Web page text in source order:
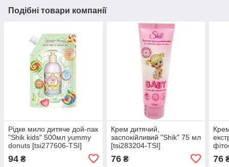
Подібні товари компанії
Рідке мило дитяче дой-пак
"Shik kids" 500мл yummy
donuts [tsi277606-TSI]
94 ₴
Крем дитячий,
заспокійливий "Shik" 75 мл
[tsi283204-TSI]
76₴ 76